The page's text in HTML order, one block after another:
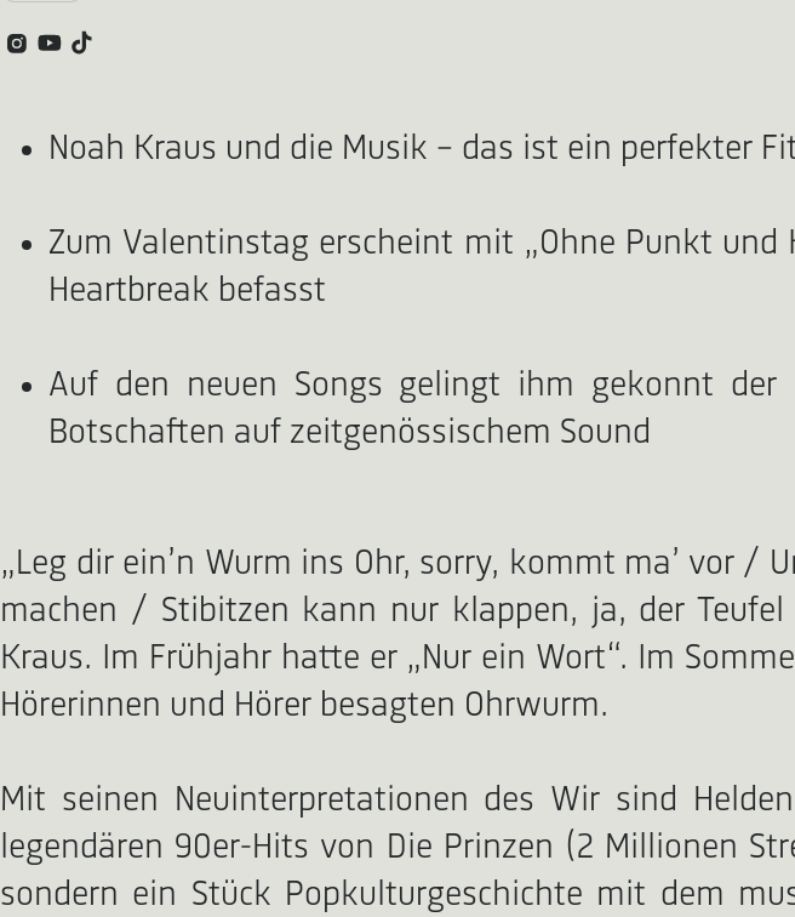
Noah Kraus und die Musik – das ist ein perfekter
Zum Valentinstag erscheint mit „Ohne Punkt und
Heartbreak befasst
Auf den neuen Songs gelingt ihm gekonnt der
Botschaften auf zeitgenössischem Sound
„Leg dir ein’n Wurm ins Ohr, sorry, kommt ma’ vor
machen / Stibitzen kann nur klappen, ja, der
Kraus. Im Frühjahr hatte er „Nur ein Wort“. Im
Hörerinnen und Hörer besagten Ohrwurm.
Mit seinen Neuinterpretationen des Wir sind
legendären 90er-Hits von Die Prinzen (2 Millionen
sondern ein Stück Popkulturgeschichte mit dem